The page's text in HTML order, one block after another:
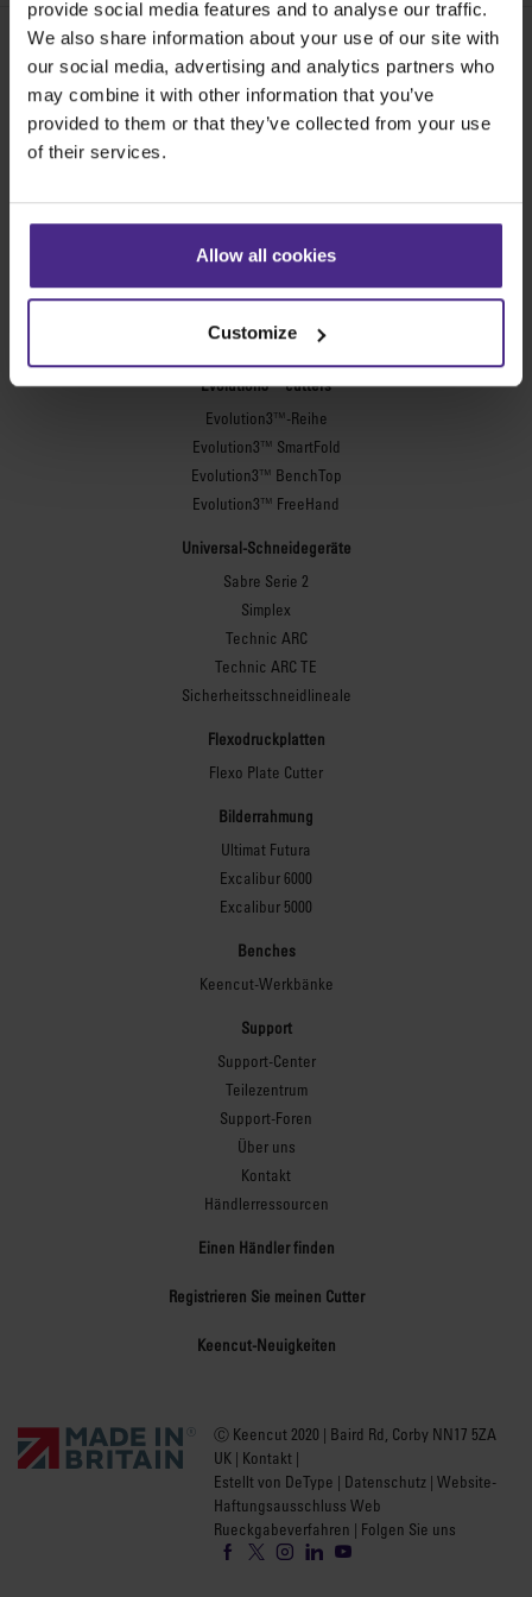
provide social media features and to analyse our traffic.
We also share information about your use of our site with
our social media, advertising and analytics partners who
may combine it with other information that you’ve
provided to them or that they’ve collected from your use
of their services.
Allow all cookies
Customize
Share:
Die besten Schneidegeräte der Welt
Werbetechnik
Excalibur 3S
Evolution3™ cutters
Evolution3™-Reihe
Evolution3™ SmartFold
Evolution3™ BenchTop
Evolution3™ FreeHand
Universal-Schneidegeräte
Sabre Serie 2
Simplex
Technic ARC
Technic ARC TE
Sicherheitsschneidlineale
Flexodruckplatten
Flexo Plate Cutter
Bilderrahmung
Ultimat Futura
Excalibur 6000
Excalibur 5000
Benches
Keencut-Werkbänke
Support
Support-Center
Teilezentrum
Support-Foren
Über uns
Kontakt
Händlerressourcen
Einen Händler finden
Registrieren Sie meinen Cutter
Keencut-Neuigkeiten
Ⓒ Keencut 2020 | Baird Rd, Corby NN17 5ZA
UK | Kontakt |
Estellt von DeType | Datenschutz | Website-
Haftungsausschluss Web
Rueckgabeverfahren | Folgen Sie uns